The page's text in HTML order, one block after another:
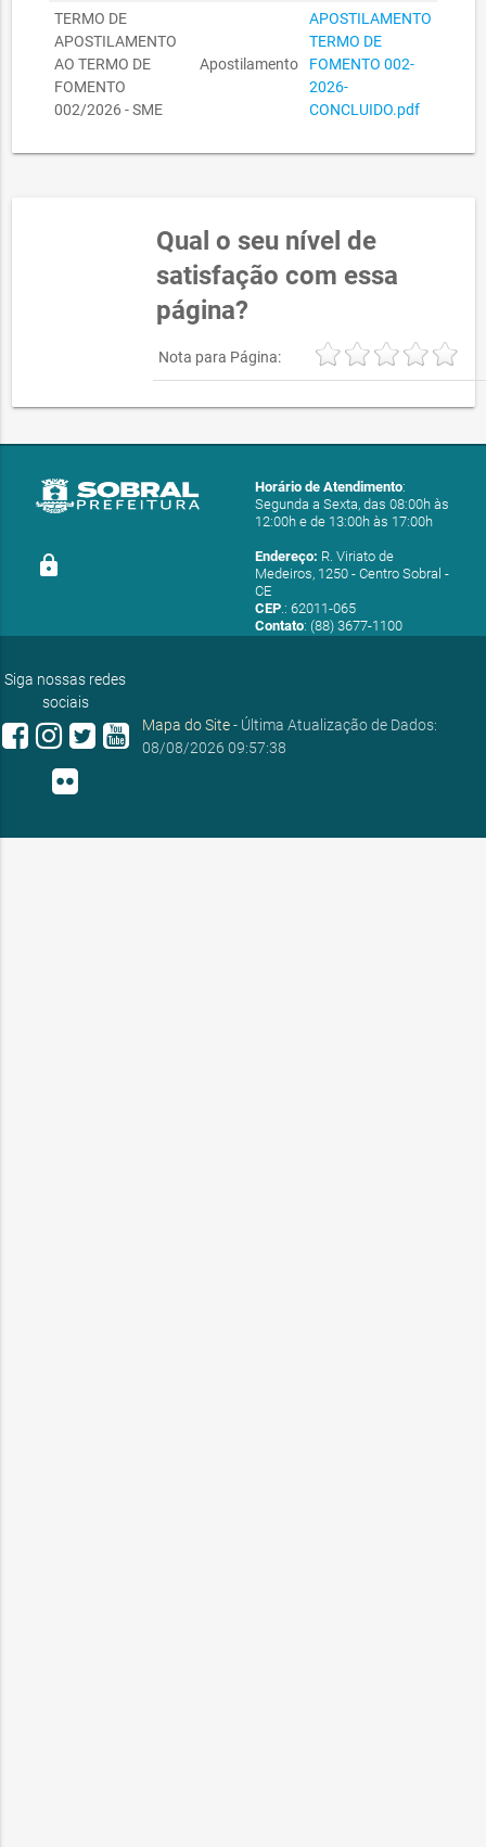
TERMO DE
APOSTILAMENTO
AO TERMO DE
FOMENTO
002/2026 - SME
Apostilamento
APOSTILAMENTO
TERMO DE
FOMENTO 002-
2026-
CONCLUIDO.pdf
Qual o seu nível de
satisfação com essa
página?
Nota para Página:
lock
Horário de Atendimento:
Segunda a Sexta, das 08:00h às
12:00h e de 13:00h às 17:00h
Endereço: R. Viriato de
Medeiros, 1250 - Centro Sobral -
CE
CEP.: 62011-065
Contato: (88) 3677-1100
Siga nossas redes
sociais
Mapa do Site- Última Atualização de Dados:
08/08/2026 09:57:38